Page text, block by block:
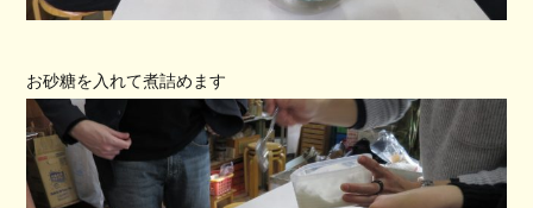
お砂糖を入れて煮詰めます